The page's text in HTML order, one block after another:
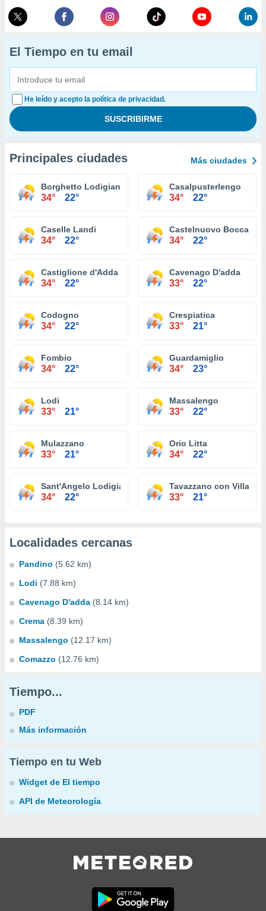
El Tiempo en tu email
He leído y acepto la política de privacidad.
Principales ciudades Más ciudades
Borghetto Lodigiano
34° 22°
Casalpusterlengo
34° 22°
Caselle Landi
34° 22°
Castelnuovo Bocca
34° 22°
Castiglione d'Adda
34° 22°
Cavenago D'adda
33° 22°
Codogno
34° 22°
Crespiatica
33° 21°
Fombio
34° 22°
Guardamiglio
34° 23°
Lodi
33° 21°
Massalengo
33° 22°
Mulazzano
33° 21°
Orio Litta
34° 22°
Sant'Angelo Lodigiano
34° 22°
Tavazzano con
33° 21°
Localidades cercanas
Pandino (5.62 km)
Lodi (7.88 km)
Cavenago D'adda (8.14 km)
Crema (8.39 km)
Massalengo (12.17 km)
Comazzo (12.76 km)
Tiempo...
PDF
Más información
Tiempo en tu Web
Widget de El tiempo
API de Meteorología